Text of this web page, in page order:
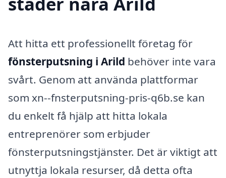
Att hitta ett professionellt företag för
fönsterputsning i Arild behöver inte vara
svårt. Genom att använda plattformar
som xn--fnsterputsning-pris-q6b.se kan
du enkelt få hjälp att hitta lokala
entreprenörer som erbjuder
fönsterputsningstjänster. Det är viktigt att
utnyttja lokala resurser, då detta ofta